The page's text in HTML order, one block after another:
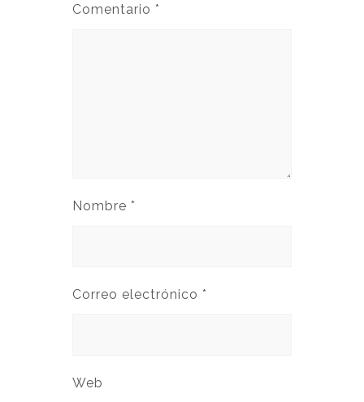
Comentario *
Nombre *
Correo electrónico *
Web